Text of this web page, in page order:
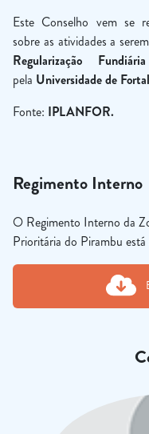
Este Conselho vem se
sobre as atividades a
Regularização
pela Universidade de
Fonte: IPLANFOR.
Regimento Interno
O Regimento Interno da
Prioritária do Pirambu